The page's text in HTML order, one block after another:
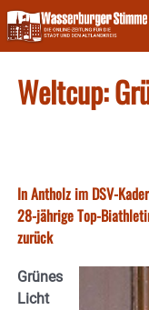
Skip
to
content
Weltcup:
In Antholz im DSV-
28-jährige Top-
zurück
Grünes
Licht